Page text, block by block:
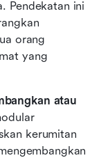
Pendekatan ini
orang
yang
atau
kerumitan